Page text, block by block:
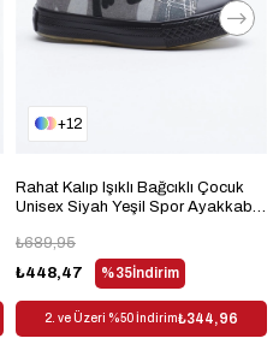
12
Rahat Kalıp Işıklı Bağcıklı Çocuk
Unisex Siyah Yeşil Spor Ayakkabı
%35İndirim
₺448,47
₺689,95
2. ve Üzeri %50 İndirim₺344,96